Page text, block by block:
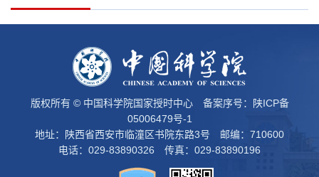
版权所有 © 中国科学院国家授时中心 备案序号：
陕ICP备
05006479号-1
地址：陕西省西安市临潼区书院东路3号 邮编：710600
电话：029-83890326 传真：029-83890196